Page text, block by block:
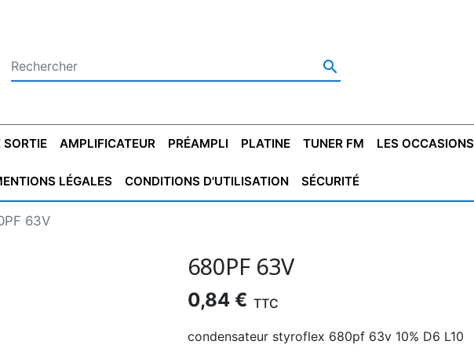

AMPLIFICATEUR PRÉAMPLI PLATINE TUNER FM LES OCCASIONS
PLATINES VINYLES
LÉGALES CONDITIONS D'UTILISATION SÉCURITÉ
63V
680PF 63V
0,84 € TTC
condensateur styroflex 680pf 63v 10% D6 L10